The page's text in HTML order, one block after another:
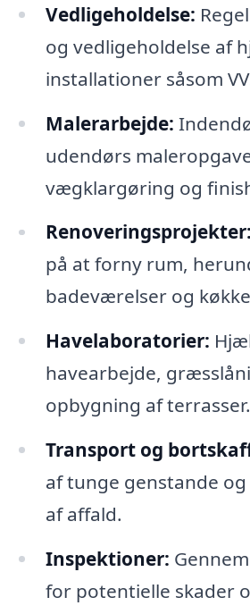
Vedligeholdelse:
og vedligeholdelse af
installationer såsom
Malerarbejde:
udendørs
vægklargøring og
Renoveringsprojekter:
på at forny rum,
badeværelser og
Havelaboratorier:
havearbejde,
opbygning af terrasser.
Transport og
af tunge genstande
af affald.
Inspektioner:
for potentielle skader